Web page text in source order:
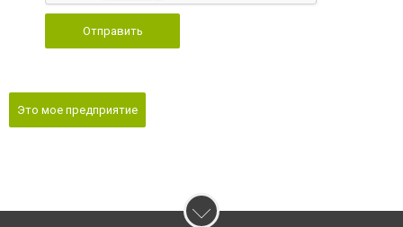
Отправить
Это мое предприятие